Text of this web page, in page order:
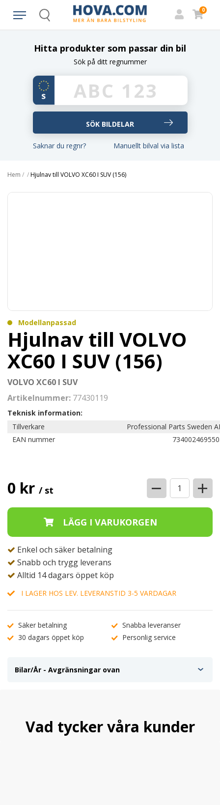
Search
0
Hitta produkter som passar din bil
Sök på ditt regnummer
Saknar du regnr? Manuellt bilval via lista
Hem / /Hjulnav till VOLVO XC60 I SUV (156)
Modellanpassad
Hjulnav till VOLVO
XC60 I SUV (156)
VOLVO XC60 I SUV
Artikelnummer: 77430119
Teknisk information:
Tillverkare
Professional Parts Sweden
EAN nummer
0 kr / st − +
Enkel och säker betalning
Snabb och trygg leverans
Alltid 14 dagars öppet köp
I LAGER HOS LEV. LEVERANSTID 3-5 VARDAGAR
Säker betalning
Snabba leveranser
30 dagars öppet köp
Personlig service
Bilar/År - Avgränsningar ovan
Vad tycker våra kunder